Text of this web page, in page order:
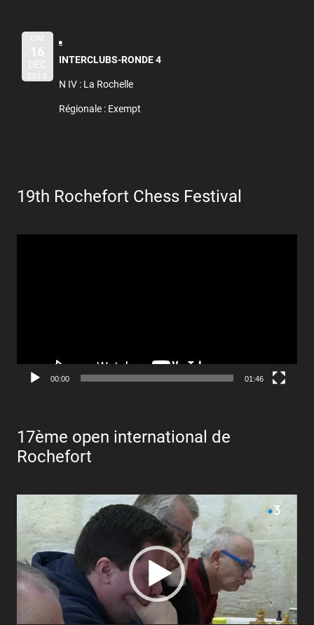
DIM
16
DÉC
2018
INTERCLUBS-RONDE 4
N IV : La Rochelle
Régionale : Exempt
19th Rochefort Chess Festival
00:00 01:46
17ème open international de
Rochefort
Lecteur